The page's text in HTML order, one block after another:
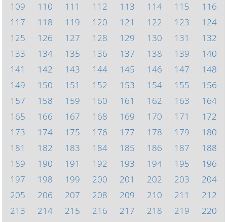
109
110 111 112 113 114 115
116
117
118 119 120 121 122 123
124
125
126 127 128 129 130 131
132
133
134 135 136 137 138 139
140
141
142 143 144 145 146 147
148
149
150 151 152 153 154 155
156
157
158 159 160 161 162 163
164
165
166 167 168 169 170 171
172
173
174 175 176 177 178 179
180
181
182 183 184 185 186 187
188
189
190 191 192 193 194 195
196
197
198 199 200 201 202 203
204
205
206 207 208 209 210 211
212
213
214 215 216 217 218 219
220